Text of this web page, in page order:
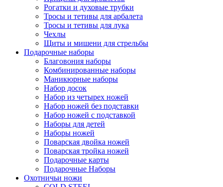
Рогатки и духовые трубки
Тросы и тетивы для арбалета
Тросы и тетивы для лука
Чехлы
Щиты и мишени для стрельбы
Подарочные наборы
Благовония наборы
Комбинированные наборы
Маникюрные наборы
Набор досок
Набор из четырех ножей
Набор ножей без подставки
Набор ножей с подставкой
Наборы для детей
Наборы ножей
Поварская двойка ножей
Поварская тройка ножей
Подарочные карты
Подарочные Наборы
Охотничьи ножи